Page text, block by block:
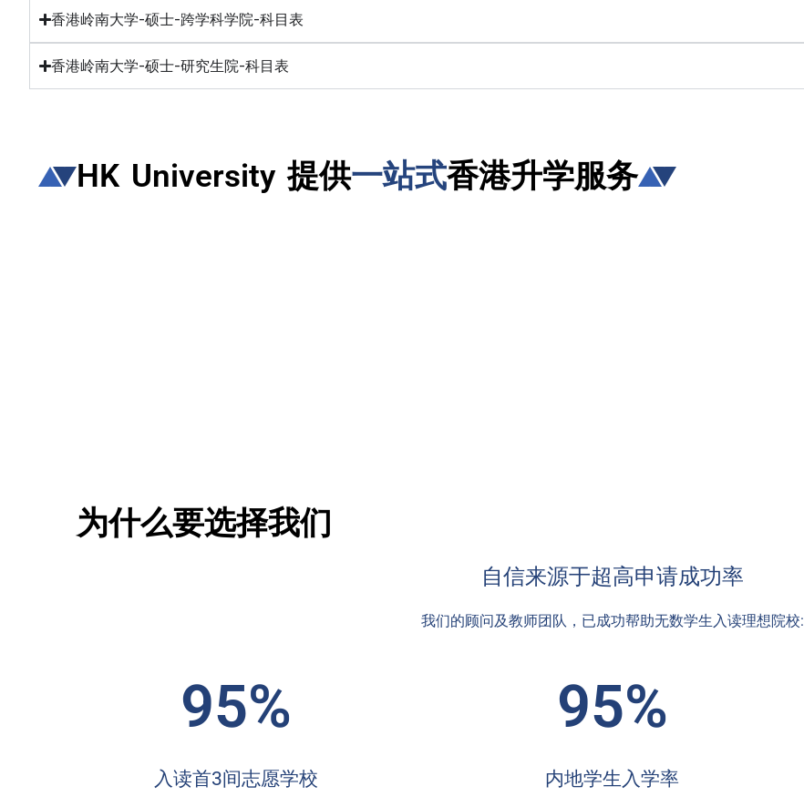
香港岭南大学-硕士-跨学科学院-科目表
香港岭南大学-硕士-研究生院-科目表
HK University 提供一站式香港升学服务
为什么要选择我们
自信来源于超高申请成功率
我们的顾问及教师团队，已成功帮助无数学生入读理想院校:
95%
入读首3间志愿学校
95%
内地学生入学率